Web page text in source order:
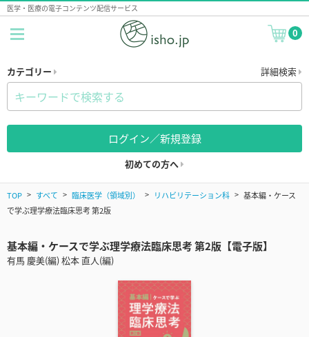
医学・医療の電子コンテンツ配信サービス
0
カテゴリー 詳細検索
ログイン／新規登録
初めての方へ
TOP すべて 臨床医学（領域別） リハビリテーション科
基本編・ケース
で学ぶ理学療法臨床思考 第2版
基本編・ケースで学ぶ理学療法臨床思考 第2版【電子版】
有馬 慶美(編) 松本 直人(編)